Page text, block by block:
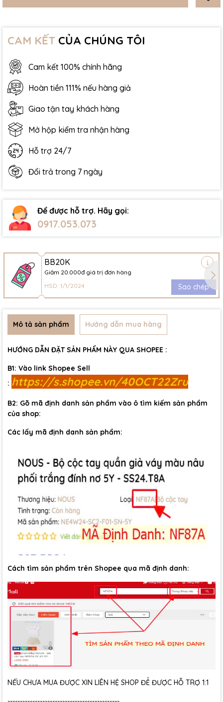
CAM KẾT CỦA CHÚNG TÔI
Cam kết 100% chính hãng
Hoàn tiền 111% nếu hàng giả
Giao tận tay khách hàng
Mở hộp kiểm tra nhận hàng
Hỗ trợ 24/7
Đổi trả trong 7 ngày
Để được hỗ trợ. Hãy gọi:
0917.053.073
BB20K
Giảm 20.000đ giá trị đơn hàng
HSD: 1/1/2024
Sao chép
Mô tả sản phẩm Hướng dẫn mua hàng
HƯỚNG DẪN ĐẶT SẢN PHẨM NÀY QUA SHOPEE :
B1: Vào link Shopee Sell
: https://s.shopee.vn/40OCT22Zru
B2: Gõ mã định danh sản phẩm vào ô tìm kiếm sản phẩm
của shop:
Các lấy mã định danh sản phẩm:
Cách tìm sản phẩm trên Shopee qua mã định danh:
NẾU CHƯA MUA ĐƯỢC XIN LIÊN HỆ SHOP ĐỂ ĐƯỢC HỖ TRỢ 1:1